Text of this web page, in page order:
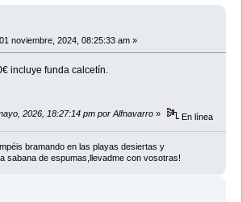
01 noviembre, 2024, 08:25:33 am »
incluye funda calcetín.
2026, 18:27:14 pm por Alfnavarro » En línea
bramando en las playas desiertas y
sabana de espumas,llevadme con vosotras!